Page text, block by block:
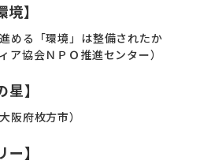
】
める「環境」は整備されたか
協会ＮＰＯ推進センター）
】
阪府枚方市）
】